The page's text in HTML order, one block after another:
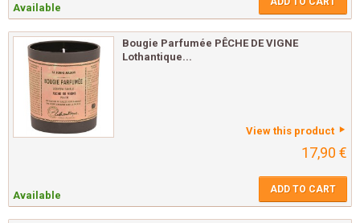
Available
Bougie Parfumée PÊCHE DE VIGNE
Lothantique...
View this product
17,90 €
Available ADD TO CART